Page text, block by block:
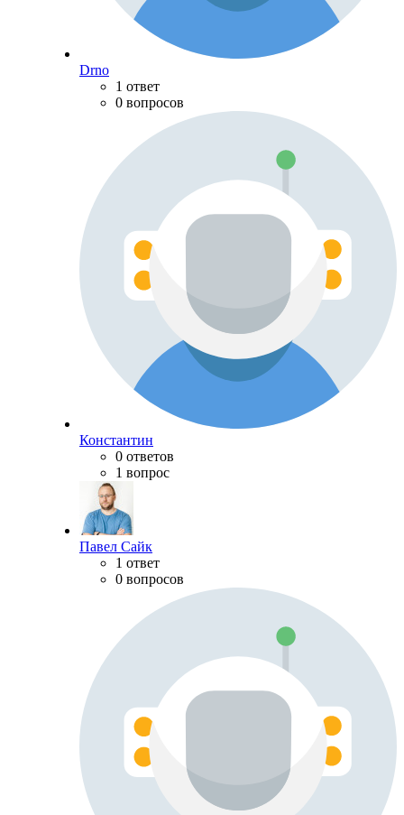
Drno
1 ответ
0 вопросов
Константин
0 ответов
1 вопрос
Павел Сайк
1 ответ
0 вопросов